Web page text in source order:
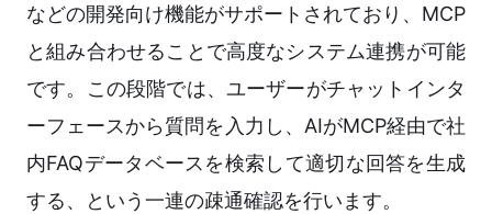
などの開発向け機能がサポートされており、MCP
と組み合わせることで高度なシステム連携が可能
です。この段階では、ユーザーがチャットインタ
ーフェースから質問を入力し、AIがMCP経由で社
内FAQデータベースを検索して適切な回答を生成
する、という一連の疎通確認を行います。